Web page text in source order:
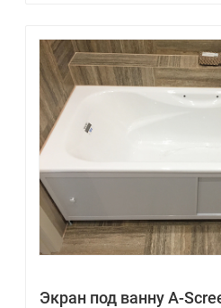
Экран под ванну A-